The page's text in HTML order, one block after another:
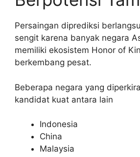
Persaingan diprediksi
sengit karena banyak negara
memiliki ekosistem Honor of
berkembang pesat.
Beberapa negara yang
kandidat kuat antara lain
Indonesia
China
Malaysia